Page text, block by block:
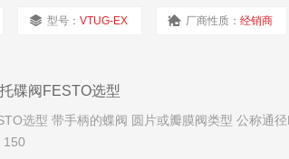
型号：VTUG-EX 厂商性质：经销商
碟阀FESTO选型
选型 带手柄的蝶阀 圆片或瓣膜阀类型 公称通
150